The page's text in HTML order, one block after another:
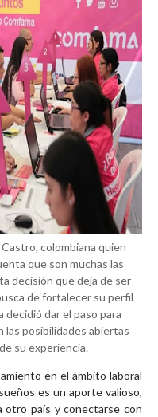
colombiana quien
que son muchas las
decisión que deja de ser
de fortalecer su perfil
decidió dar el paso para
posibilidades abiertas
su experiencia.
en el ámbito laboral
es un aporte valioso,
otro país y conectarse con